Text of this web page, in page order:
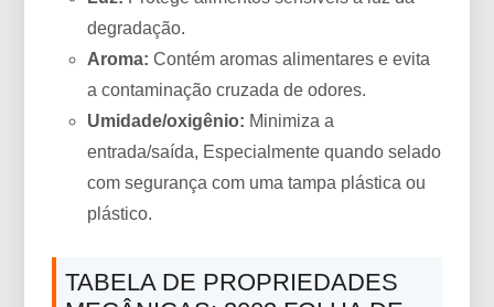
degradação.
Aroma: Contém aromas alimentares e evita
a contaminação cruzada de odores.
Umidade/oxigênio: Minimiza a
entrada/saída, Especialmente quando selado
com segurança com uma tampa plástica ou
plástico.
TABELA DE PROPRIEDADES